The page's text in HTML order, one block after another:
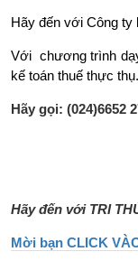
Hãy đến với Công ty
Với chương trình
kế toán thuế thực thụ.
Hãy gọi: (024)6652
Hãy đến với TRI
Mời bạn CLICK